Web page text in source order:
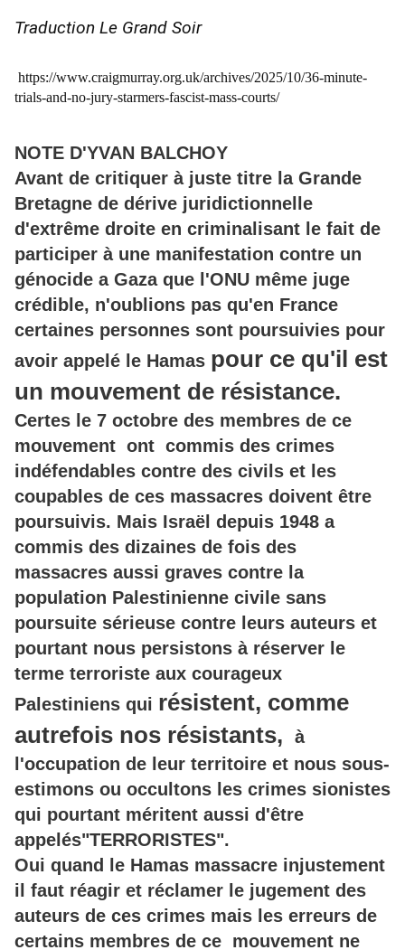
Traduction Le Grand Soir
https://www.craigmurray.org.uk/archives/2025/10/36-minute-
trials-and-no-jury-starmers-fascist-mass-courts/
NOTE D'YVAN BALCHOY
Avant de critiquer à juste titre la Grande
Bretagne de dérive juridictionnelle
d'extrême droite en criminalisant le fait de
participer à une manifestation contre un
génocide a Gaza que l'ONU même juge
crédible, n'oublions pas qu'en France
certaines personnes sont poursuivies pour
avoir appelé le Hamas pour ce qu'il est
un mouvement de résistance.
Certes le 7 octobre des membres de ce
mouvement ont commis des crimes
indéfendables contre des civils et les
coupables de ces massacres doivent être
poursuivis. Mais Israël depuis 1948 a
commis des dizaines de fois des
massacres aussi graves contre la
population Palestinienne civile sans
poursuite sérieuse contre leurs auteurs et
pourtant nous persistons à réserver le
terme terroriste aux courageux
Palestiniens qui résistent, comme
autrefois nos résistants,
à
l'occupation de leur territoire et nous sous-
estimons ou occultons les crimes sionistes
qui pourtant méritent aussi d'être
appelés"TERRORISTES".
Oui quand le Hamas massacre injustement
il faut réagir et réclamer le jugement des
auteurs de ces crimes mais les erreurs de
certains membres de ce mouvement ne